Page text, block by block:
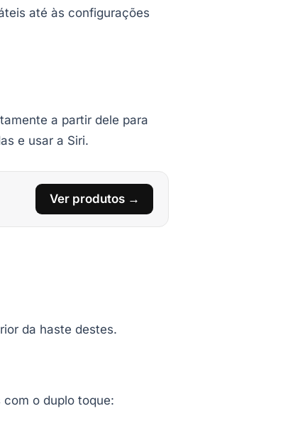
até às configurações
a partir dele para
e usar a Siri.
Ver produtos →
da haste destes.
o duplo toque: